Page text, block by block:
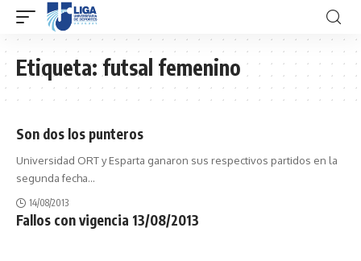
Etiqueta:futsal femenino
Son dos los punteros
Universidad ORT y Esparta ganaron sus respectivos partidos en la
segunda fecha…
14/08/2013
Fallos con vigencia 13/08/2013